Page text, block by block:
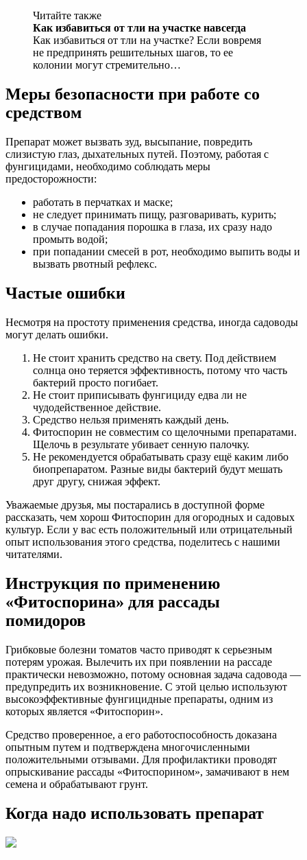
Читайте также
Как избавиться от тли на участке навсегда
Как избавиться от тли на участке? Если вовремя
не предпринять решительных шагов, то ее
колонии могут стремительно…
Меры безопасности при работе со
средством
Препарат может вызвать зуд, высыпание, повредить
слизистую глаз, дыхательных путей. Поэтому, работая с
фунгицидами, необходимо соблюдать меры
предосторожности:
работать в перчатках и маске;
не следует принимать пищу, разговаривать, курить;
в случае попадания порошка в глаза, их сразу надо
промыть водой;
при попадании смесей в рот, необходимо выпить воды и
вызвать рвотный рефлекс.
Частые ошибки
Несмотря на простоту применения средства, иногда садоводы
могут делать ошибки.
Не стоит хранить средство на свету. Под действием
солнца оно теряется эффективность, потому что часть
бактерий просто погибает.
Не стоит приписывать фунгициду едва ли не
чудодейственное действие.
Средство нельзя применять каждый день.
Фитоспорин не совместим со щелочными препаратами.
Щелочь в результате убивает сенную палочку.
Не рекомендуется обрабатывать сразу ещё каким либо
биопрепаратом. Разные виды бактерий будут мешать
друг другу, снижая эффект.
Уважаемые друзья, мы постарались в доступной форме
рассказать, чем хорош Фитоспорин для огородных и садовых
культур. Если у вас есть положительный или отрицательный
опыт использования этого средства, поделитесь с нашими
читателями.
Инструкция по применению
«Фитоспорина» для рассады
помидоров
Грибковые болезни томатов часто приводят к серьезным
потерям урожая. Вылечить их при появлении на рассаде
практически невозможно, потому основная задача садовода —
предупредить их возникновение. С этой целью используют
высокоэффективные фунгицидные препараты, одним из
которых является «Фитоспорин».
Средство проверенное, а его работоспособность доказана
опытным путем и подтверждена многочисленными
положительными отзывами. Для профилактики проводят
опрыскивание рассады «Фитоспорином», замачивают в нем
семена и обрабатывают грунт.
Когда надо использовать препарат